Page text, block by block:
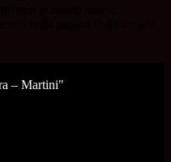
– Martini"